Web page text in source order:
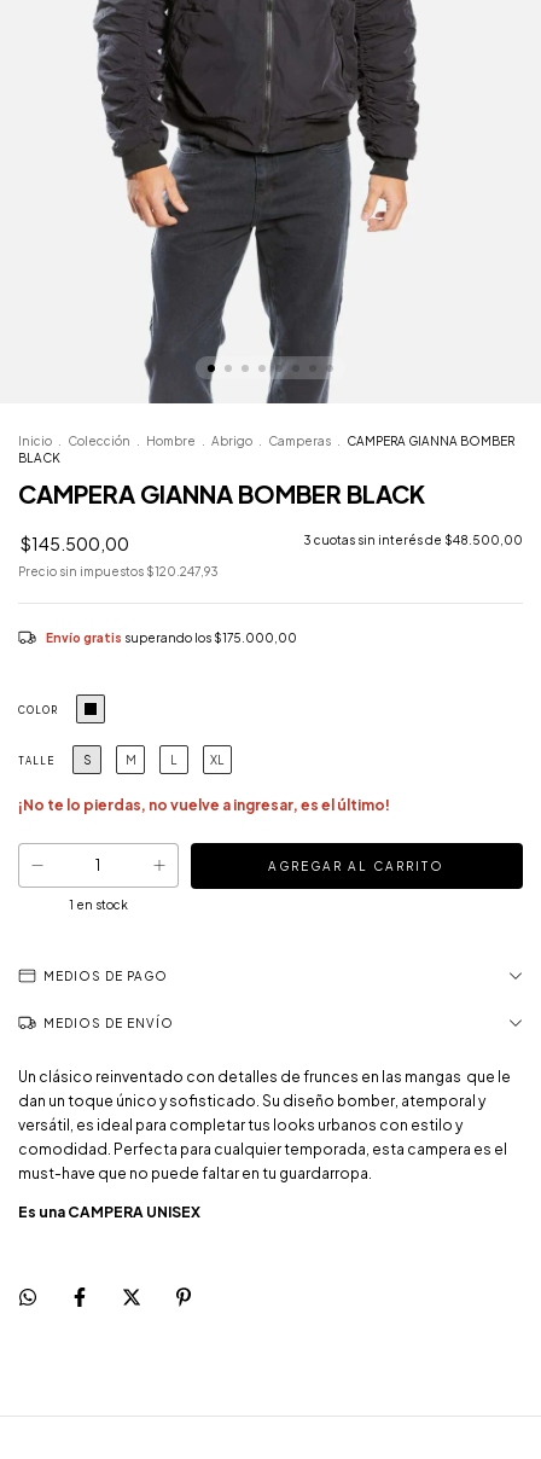
Inicio Colección Hombre Abrigo Camperas
CAMPERA GIANNA BOMBER
BLACK
CAMPERA GIANNA BOMBER BLACK
$145.500,00 3 cuotas sin interés de $48.500,00
Precio sin impuestos $120.247,93
Envío gratis superando los $175.000,00
COLOR
TALLE S M L XL
¡No te lo pierdas, no vuelve a ingresar, es el último!
1 en stock
MEDIOS DE PAGO
MEDIOS DE ENVÍO
Un clásico reinventado con detalles de frunces en las mangas que le
dan un toque único y sofisticado. Su diseño bomber, atemporal y
versátil, es ideal para completar tus looks urbanos con estilo y
comodidad. Perfecta para cualquier temporada, esta campera es el
must-have que no puede faltar en tu guardarropa.
Es una CAMPERA UNISEX